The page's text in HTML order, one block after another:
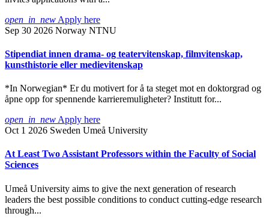
open_in_new Apply here
Sep 30 2026 Norway NTNU
Stipendiat innen drama- og teatervitenskap, filmvitenskap,
kunsthistorie eller medievitenskap
*In Norwegian* Er du motivert for å ta steget mot en doktorgrad og
åpne opp for spennende karrieremuligheter? Institutt for...
open_in_new Apply here
Oct 1 2026 Sweden Umeå University
At Least Two Assistant Professors within the Faculty of Social
Sciences
Umeå University aims to give the next generation of research
leaders the best possible conditions to conduct cutting-edge research
through...